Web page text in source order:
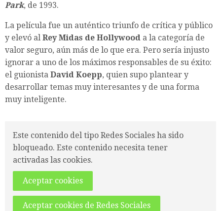
Park, de 1993.
La película fue un auténtico triunfo de crítica y público
y elevó al Rey Midas de Hollywood a la categoría de
valor seguro, aún más de lo que era. Pero sería injusto
ignorar a uno de los máximos responsables de su éxito:
el guionista David Koepp, quien supo plantear y
desarrollar temas muy interesantes y de una forma
muy inteligente.
Este contenido del tipo Redes Sociales ha sido
bloqueado. Este contenido necesita tener
activadas las cookies.
Aceptar cookies
Aceptar cookies de Redes Sociales